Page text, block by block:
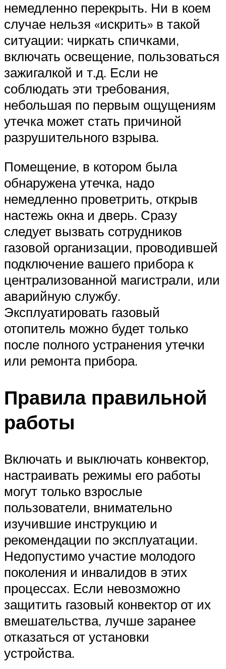
немедленно перекрыть. Ни в коем
случае нельзя «искрить» в такой
ситуации: чиркать спичками,
включать освещение, пользоваться
зажигалкой и т.д. Если не
соблюдать эти требования,
небольшая по первым ощущениям
утечка может стать причиной
разрушительного взрыва.
Помещение, в котором была
обнаружена утечка, надо
немедленно проветрить, открыв
настежь окна и дверь. Сразу
следует вызвать сотрудников
газовой организации, проводившей
подключение вашего прибора к
централизованной магистрали, или
аварийную службу.
Эксплуатировать газовый
отопитель можно будет только
после полного устранения утечки
или ремонта прибора.
Правила правильной
работы
Включать и выключать конвектор,
настраивать режимы его работы
могут только взрослые
пользователи, внимательно
изучившие инструкцию и
рекомендации по эксплуатации.
Недопустимо участие молодого
поколения и инвалидов в этих
процессах. Если невозможно
защитить газовый конвектор от их
вмешательства, лучше заранее
отказаться от установки
устройства.